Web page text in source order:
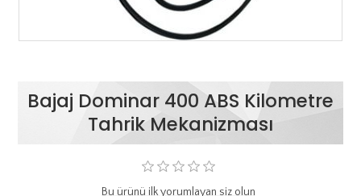
Bajaj Dominar 400 ABS Kilometre
Tahrik Mekanizması
Bu ürünü ilk yorumlayan siz olun